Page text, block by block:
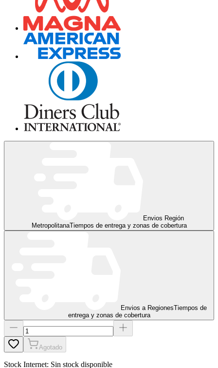
Envios Región
MetropolitanaTiempos de entrega y zonas de cobertura
Envios a RegionesTiempos de
entrega y zonas de cobertura
Agotado
Stock Internet: Sin stock disponible